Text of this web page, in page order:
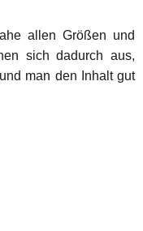
allen Größen und
sich dadurch aus,
man den Inhalt gut